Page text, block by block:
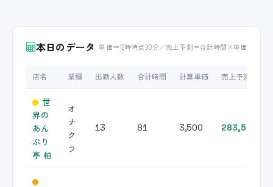
本日のデータ 単価＝12時時点30分／売上予測＝合計時間×単価
店名 業種 出勤人数 合計時間 計算単価 売上予測
世
界の
あん
ぷり
亭 柏
オ
ナ
ク
ラ
13 81 3,500 283,500